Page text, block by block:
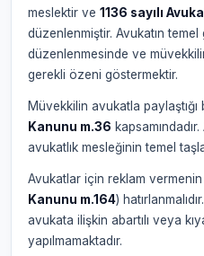
meslektir ve 1136 sayılı
düzenlenmiştir. Avukatın
düzenlenmesinde ve
gerekli özeni göstermektir.
Müvekkilin avukatla paylaştığı
Kanunu m.36
avukatlık mesleğinin temel
Avukatlar için reklam
Kanunu m.164)
avukata ilişkin abartılı veya
yapılmamaktadır.